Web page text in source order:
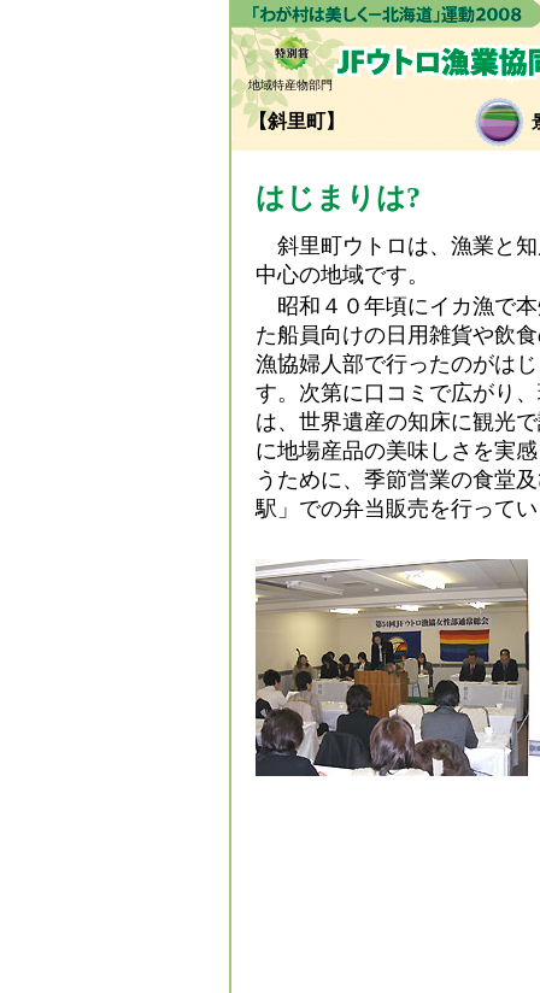
地域特産物部門
【斜里町】
はじまりは?
斜里町ウトロは、漁業と
中心の地域です。
昭和４０年頃にイカ漁で
た船員向けの日用雑貨や飲
漁協婦人部で行ったのがは
す。次第に口コミで広がり
は、世界遺産の知床に観光
に地場産品の美味しさを実
うために、季節営業の食堂
駅」での弁当販売を行って